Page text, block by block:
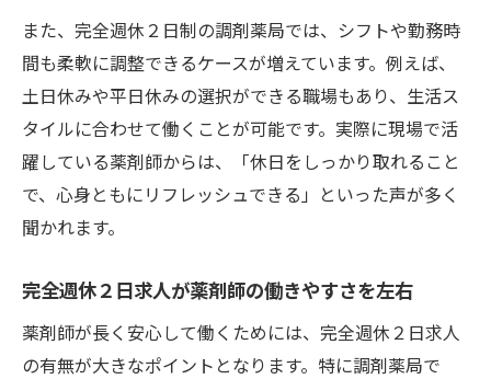
また、完全週休２日制の調剤薬局では、シフトや勤務時
間も柔軟に調整できるケースが増えています。例えば、
土日休みや平日休みの選択ができる職場もあり、生活ス
タイルに合わせて働くことが可能です。実際に現場で活
躍している薬剤師からは、「休日をしっかり取れること
で、心身ともにリフレッシュできる」といった声が多く
聞かれます。
完全週休２日求人が薬剤師の働きやすさを左右
薬剤師が長く安心して働くためには、完全週休２日求人
の有無が大きなポイントとなります。特に調剤薬局で